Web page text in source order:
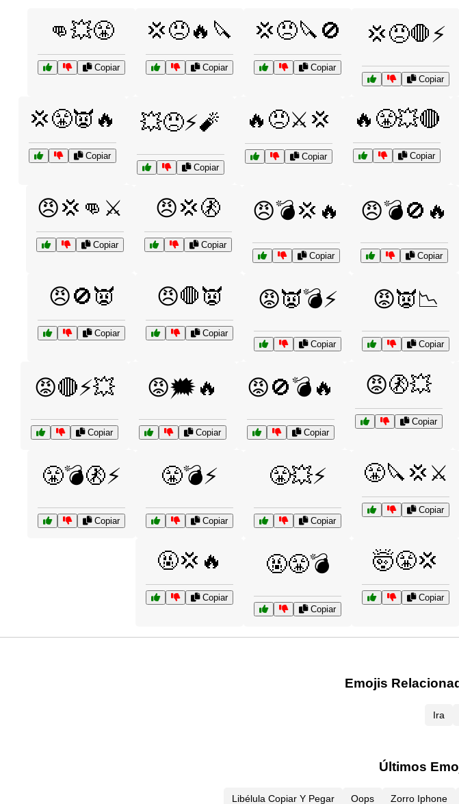
👊💥😤
Copiar
💢😠🔥🔪
Copiar
💢😠🔪🚫
Copiar
💢😠🛑⚡
Copiar
💢😤👿🔥
Copiar
💥😠⚡🧨
Copiar
🔥😠⚔️💢
Copiar
🔥😤💥🔴
Copiar
😠💢👊⚔️
Copiar
😠💢🚷
Copiar
😠💣💢🔥
Copiar
😠💣🚫🔥
Copiar
😠🚫👿
Copiar
😠🛑👿
Copiar
😡👿💣⚡
Copiar
😡👿📉
Copiar
😡🔴⚡💥
Copiar
😡🗯️🔥
Copiar
😡🚫💣🔥
Copiar
😡🚷💥
Copiar
😤💣🚷⚡
Copiar
😤💣⚡
Copiar
😤💥⚡
Copiar
😤🔪💢⚔️
Copiar
🤬💢🔥
Copiar
🤬😤💣
Copiar
🤯😤💢
Copiar
Emojis
Ira
Últimos
Libélula Copiar Y Pegar Oops Zorro Iphone